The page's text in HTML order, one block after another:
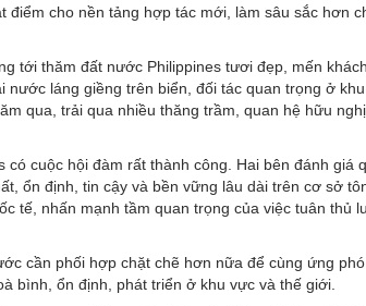
cho nền tảng hợp tác mới, làm sâu sắc hơn
tới thăm đất nước Philippines tươi đẹp, mến
nước láng giềng trên biển, đối tác quan trọng ở
qua, trải qua nhiều thăng trầm, quan hệ hữu
cuộc hội đàm rất thành công. Hai bên đánh giá
ổn định, tin cậy và bền vững lâu dài trên cơ sở
tế, nhấn mạnh tầm quan trọng của việc tuân thủ
cần phối hợp chặt chẽ hơn nữa để cùng ứng
bình, ổn định, phát triển ở khu vực và thế giới.